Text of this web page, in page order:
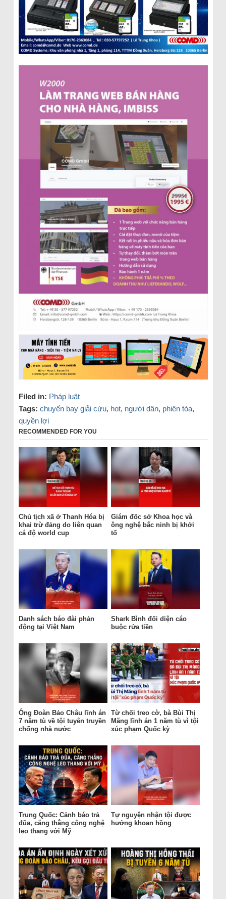
Filed in: Pháp luật
Tags: chuyến bay giải cứu, hot, người dân, phiên tòa,
quyền lợi
RECOMMENDED FOR YOU
Chủ tịch xã ở Thanh Hóa bị
khai trừ đảng do liên quan
cá độ world cup
Giám đốc sở Khoa học và
ông nghệ bắc ninh bị khởi
tố
Danh sách báo đài phản
động tại Việt Nam
Shark Bình đối diện cáo
buộc rửa tiền
Ông Đoàn Bảo Châu lĩnh án
7 năm tù về tội tuyên truyền
chống nhà nước
Từ chối treo cờ, bà Bùi Thị
Măng lĩnh án 1 năm tù vì tội
xúc phạm Quốc kỳ
Trung Quốc: Cảnh báo trả
đũa, căng thẳng công nghệ
leo thang với Mỹ
Tự nguyện nhận tội được
hưởng khoan hồng